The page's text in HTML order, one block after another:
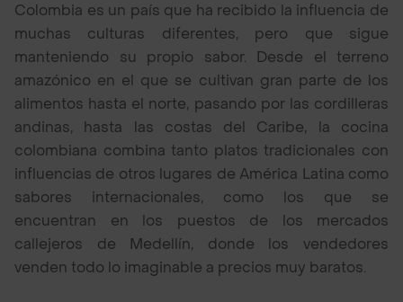
Colombia es un país que ha recibido la influencia de
muchas culturas diferentes, pero que sigue
manteniendo su propio sabor. Desde el terreno
amazónico en el que se cultivan gran parte de los
alimentos hasta el norte, pasando por las cordilleras
andinas, hasta las costas del Caribe, la cocina
colombiana combina tanto platos tradicionales con
influencias de otros lugares de América Latina como
sabores internacionales, como los que se
encuentran en los puestos de los mercados
callejeros de Medellín, donde los vendedores
venden todo lo imaginable a precios muy baratos.